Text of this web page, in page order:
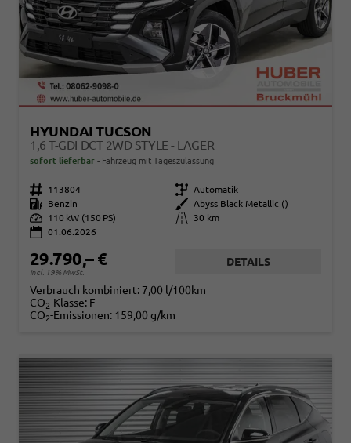
HYUNDAI TUCSON
1,6 T-GDI DCT 2WD STYLE - LAGER
sofort lieferbar Fahrzeug mit Tageszulassung
Fahrzeugnr. 113804 Getriebe Automatik
Kraftstoff
Benzin Außenfarbe
Abyss Black Metallic ()
Leistung
110 kW (150 PS) Kilometerstand
30 km
01.06.2026
29.790,– €
incl. 19% MwSt.
DETAILS
Verbrauch kombiniert: 7,00 l/100km
CO2-Klasse: F
CO2-Emissionen: 159,00 g/km